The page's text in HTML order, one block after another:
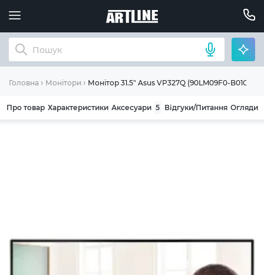
Головна Монітори Монітор 31.5" Asus VP327Q (90LM09F0-B01O71)
Про товар Характеристики Аксесуари 5 Відгуки/Питання Огляди